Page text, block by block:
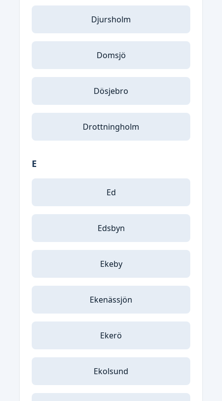
Djursholm
Domsjö
Dösjebro
Drottningholm
E
Ed
Edsbyn
Ekeby
Ekenässjön
Ekerö
Ekolsund